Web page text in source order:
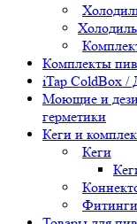
Комплекты
iTap ColdBox /
Моющие и
герметики
Кеги и
Кеги